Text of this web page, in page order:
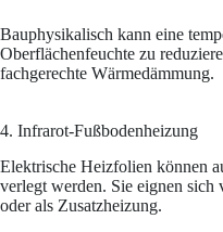
Bauphysikalisch kann eine
Oberflächenfeuchte zu
fachgerechte Wärmedämmung.
4. Infrarot-Fußbodenheizung
Elektrische Heizfolien können
verlegt werden. Sie eignen
oder als Zusatzheizung.